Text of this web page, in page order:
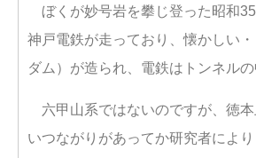
ぼくが妙号岩を攀じ登った昭和
神戸電鉄が走っており、懐かしい
ダム）が造られ、電鉄はトンネルの
六甲山系ではないのですが、徳
いつながりがあってか研究者によ